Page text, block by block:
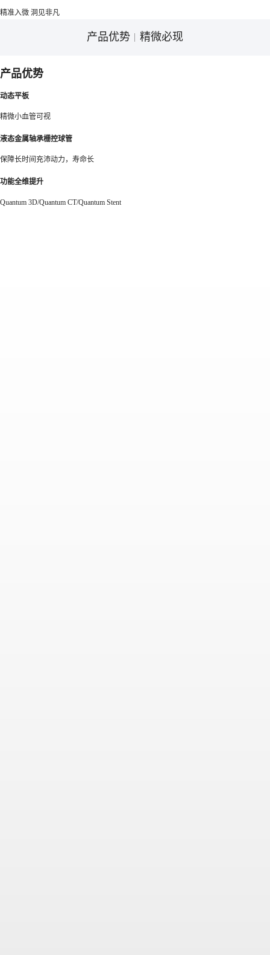
精准入微 洞见非凡
产品优势 精微必现
产品优势
动态平板
精微小血管可视
液态金属轴承栅控球管
保障长时间充沛动力，寿命长
功能全维提升
Quantum 3D/Quantum CT/Quantum Stent